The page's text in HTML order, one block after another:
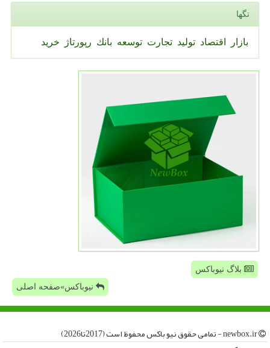
تگها
بازار اقتصاد تولید تجارت توسعه بانك رپورتاژ خرید
بلاگ نیوباکس
نیوباکس»صفحه اصلی